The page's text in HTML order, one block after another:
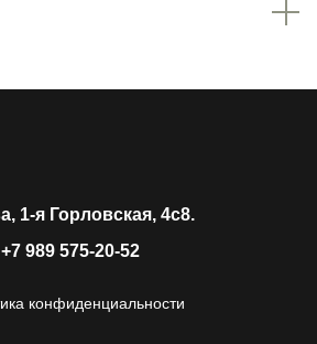
1-я Горловская, 4c8.
+7 989 575-20-52
конфиденциальности